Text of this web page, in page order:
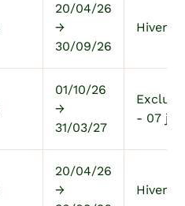
20/04/26
→
30/09/26
Hiver
01/10/26
→
31/03/27
Exclu
- 07 jan
20/04/26
→
Hiver